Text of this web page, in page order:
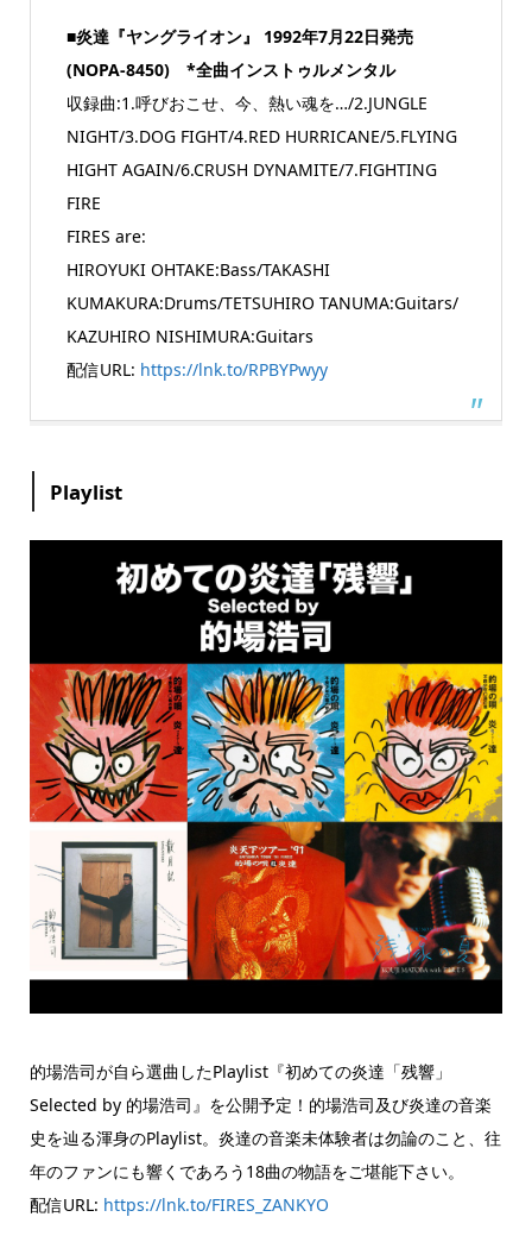
■炎達『ヤングライオン』 1992年7月22日発売
(NOPA-8450) *全曲インストゥルメンタル
収録曲:1.呼びおこせ、今、熱い魂を…/2.JUNGLE
NIGHT/3.DOG FIGHT/4.RED HURRICANE/5.FLYING
HIGHT AGAIN/6.CRUSH DYNAMITE/7.FIGHTING
FIRE
FIRES are:
HIROYUKI OHTAKE:Bass/TAKASHI
KUMAKURA:Drums/TETSUHIRO TANUMA:Guitars/
KAZUHIRO NISHIMURA:Guitars
配信URL: https://lnk.to/RPBYPwyy
Playlist
的場浩司が自ら選曲したPlaylist『初めての炎達「残響」
Selected by 的場浩司』を公開予定！的場浩司及び炎達の音楽
史を辿る渾身のPlaylist。炎達の音楽未体験者は勿論のこと、往
年のファンにも響くであろう18曲の物語をご堪能下さい。
配信URL: https://lnk.to/FIRES_ZANKYO